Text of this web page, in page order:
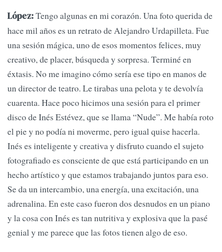
López:Tengo algunas en mi corazón. Una foto querida de
hace mil años es un retrato de Alejandro Urdapilleta. Fue
una sesión mágica, uno de esos momentos felices, muy
creativo, de placer, búsqueda y sorpresa. Terminé en
éxtasis. No me imagino cómo sería ese tipo en manos de
un director de teatro. Le tirabas una pelota y te devolvía
cuarenta. Hace poco hicimos una sesión para el primer
disco de Inés Estévez, que se llama “Nude”. Me había roto
el pie y no podía ni moverme, pero igual quise hacerla.
Inés es inteligente y creativa y disfruto cuando el sujeto
fotografiado es consciente de que está participando en un
hecho artístico y que estamos trabajando juntos para eso.
Se da un intercambio, una energía, una excitación, una
adrenalina. En este caso fueron dos desnudos en un piano
y la cosa con Inés es tan nutritiva y explosiva que la pasé
genial y me parece que las fotos tienen algo de eso.